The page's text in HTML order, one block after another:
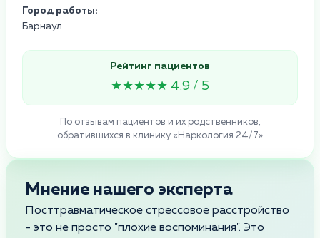
Город работы:
Барнаул
Рейтинг пациентов
★★★★★ 4.9 / 5
По отзывам пациентов и их родственников,
обратившихся в клинику «Наркология 24/7»
Мнение нашего эксперта
Посттравматическое стрессовое расстройство
- это не просто "плохие воспоминания". Это